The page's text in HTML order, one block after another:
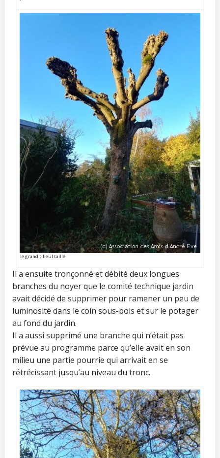
le grand tilleul taillé
Il a ensuite tronçonné et débité deux longues
branches du noyer que le comité technique jardin
avait décidé de supprimer pour ramener un peu de
luminosité dans le coin sous-bois et sur le potager
au fond du jardin.
Il a aussi supprimé une branche qui n’était pas
prévue au programme parce qu’elle avait en son
milieu une partie pourrie qui arrivait en se
rétrécissant jusqu’au niveau du tronc.